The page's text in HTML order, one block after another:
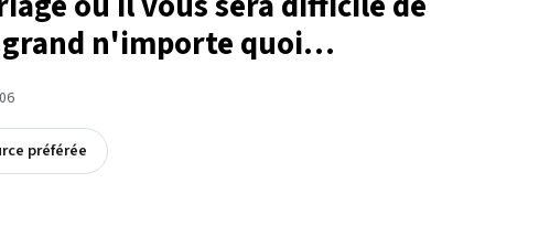
n'importe quoi…
préférée